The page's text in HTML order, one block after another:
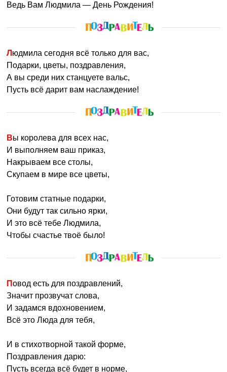
Ведь Вам Людмила — День Рождения!
Людмила сегодня всё только для вас,
Подарки, цветы, поздравления,
А вы среди них станцуете вальс,
Пусть всё дарит вам наслаждение!
Вы королева для всех нас,
И выполняем ваш приказ,
Накрываем все столы,
Скупаем в мире все цветы,
Готовим статные подарки,
Они будут так сильно ярки,
И это всё тебе Людмила,
Чтобы счастье твоё было!
Повод есть для поздравлений,
Значит прозвучат слова,
И задамся вдохновением,
Всё это Люда для тебя,
И в стихотворной такой форме,
Поздравления дарю:
Пусть всегда всё будет в норме,